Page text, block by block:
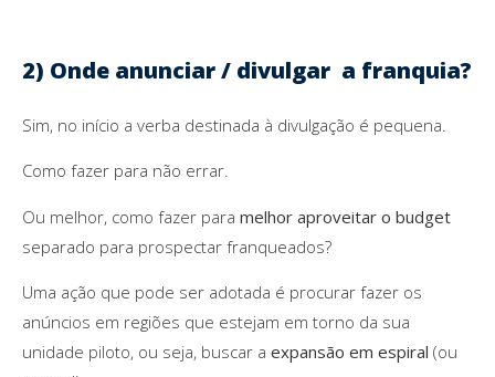
2) Onde anunciar / divulgar a franquia?
Sim, no início a verba destinada à divulgação é pequena.
Como fazer para não errar.
Ou melhor, como fazer para melhor aproveitar o budget
separado para prospectar franqueados?
Uma ação que pode ser adotada é procurar fazer os
anúncios em regiões que estejam em torno da sua
unidade piloto, ou seja, buscar a expansão em espiral (ou